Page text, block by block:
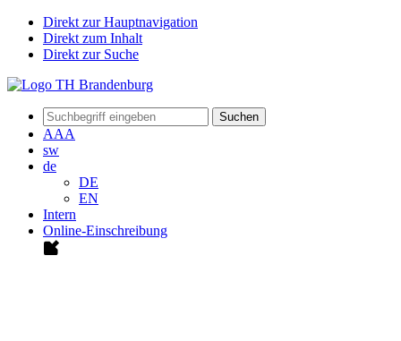
Direkt zur Hauptnavigation
Direkt zum Inhalt
Direkt zur Suche
Suchen
AAA
sw
de
DE
EN
Intern
Online-Einschreibung